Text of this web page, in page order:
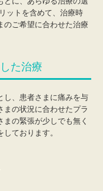
ットを含めて、治療時
のご希望に合わせた治療
た治療
し、患者さまに痛みを与
まの状況に合わせたプラ
の緊張が少しでも無く
ております。